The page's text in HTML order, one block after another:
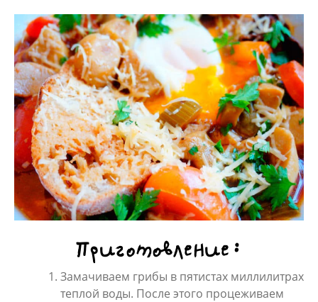
Приготовление:
Замачиваем грибы в пятистах миллилитрах
теплой воды. После этого процеживаем